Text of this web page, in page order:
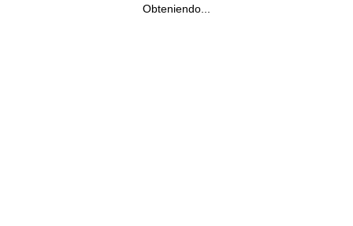
Obteniendo...